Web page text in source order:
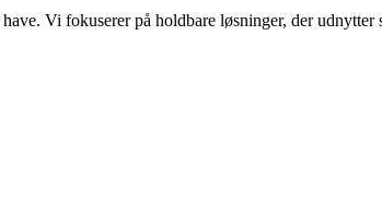
Vi fokuserer på holdbare løsninger, der